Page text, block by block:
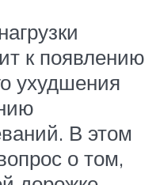
к появлению
ухудшения
В этом
о том,